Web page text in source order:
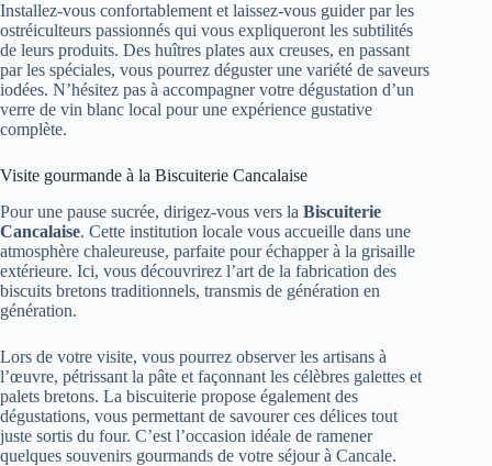
Installez-vous confortablement et laissez-vous guider par les
ostréiculteurs passionnés qui vous expliqueront les subtilités
de leurs produits. Des huîtres plates aux creuses, en passant
par les spéciales, vous pourrez déguster une variété de saveurs
iodées. N’hésitez pas à accompagner votre dégustation d’un
verre de vin blanc local pour une expérience gustative
complète.
Visite gourmande à la Biscuiterie Cancalaise
Pour une pause sucrée, dirigez-vous vers la Biscuiterie
Cancalaise. Cette institution locale vous accueille dans une
atmosphère chaleureuse, parfaite pour échapper à la grisaille
extérieure. Ici, vous découvrirez l’art de la fabrication des
biscuits bretons traditionnels, transmis de génération en
génération.
Lors de votre visite, vous pourrez observer les artisans à
l’œuvre, pétrissant la pâte et façonnant les célèbres galettes et
palets bretons. La biscuiterie propose également des
dégustations, vous permettant de savourer ces délices tout
juste sortis du four. C’est l’occasion idéale de ramener
quelques souvenirs gourmands de votre séjour à Cancale.